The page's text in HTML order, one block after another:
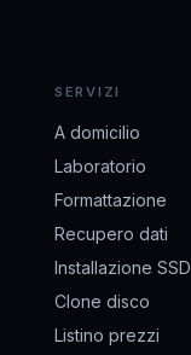
SERVIZI
A domicilio
Laboratorio
Formattazione
Recupero dati
Installazione SSD
Clone disco
Listino prezzi